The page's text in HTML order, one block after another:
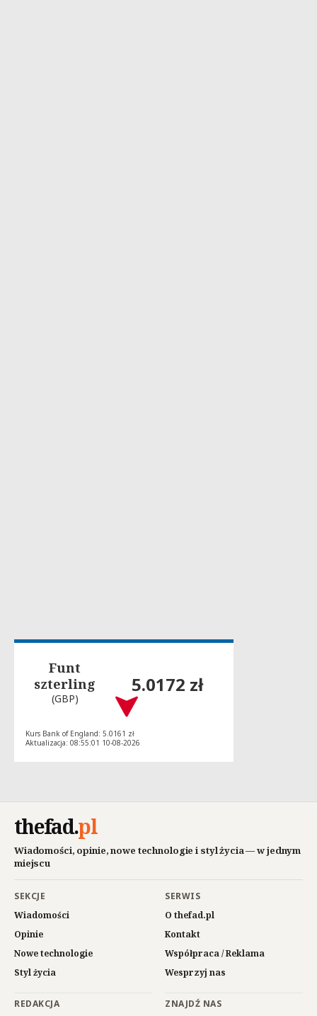
Funt
szterling
(GBP)
5.0172 zł
Kurs Bank of England: 5.0161 zł
Aktualizacja: 08:55:01 10-08-2026
thefad.pl
Wiadomości, opinie, nowe technologie i styl życia — w jednym
miejscu
SEKCJE
Wiadomości
Opinie
Nowe technologie
Styl życia
SERWIS
O thefad.pl
Kontakt
Współpraca / Reklama
Wesprzyj nas
REDAKCJA ZNAJDŹ NAS